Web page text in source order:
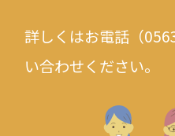
詳しくはお電話（
い合わせください。